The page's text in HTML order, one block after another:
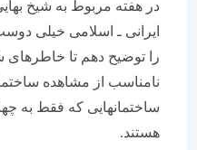
در هفته مربوط به شیخ بهایی و
ایرانی ـ اسلامی خیلی دوست
را توضیح دهم تا خاطره‏ای
نامناسب از مشاهده
ساختمان‏هایی كه فقط به چهار
هستند.